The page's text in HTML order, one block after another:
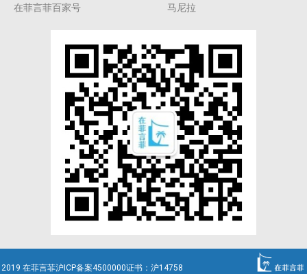
在菲言菲百家号 马尼拉
2019 在菲言菲沪ICP备案4500000证书：沪14758